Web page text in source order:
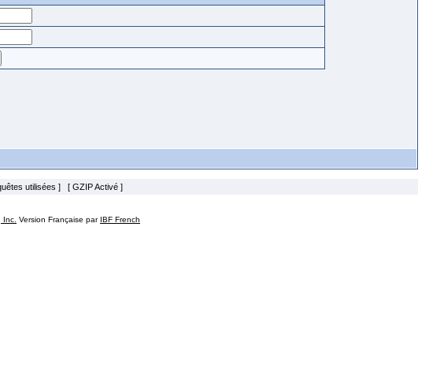
utilisées ] [ GZIP Activé ]
Inc. Version Française par IBF French